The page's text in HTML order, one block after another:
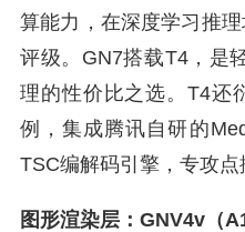
算能力，在深度学习推
评级。GN7搭载T4，是
理的性价比之选。T4还
例，集成腾讯自研的
TSC编解码引擎，专攻点
图形渲染层：GNV4v（